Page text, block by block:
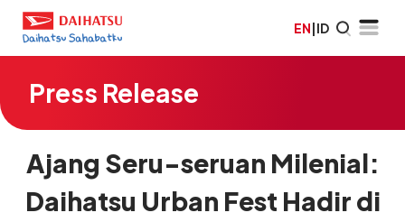
EN|ID
Press Release
Ajang Seru-seruan Milenial:
Daihatsu Urban Fest Hadir di